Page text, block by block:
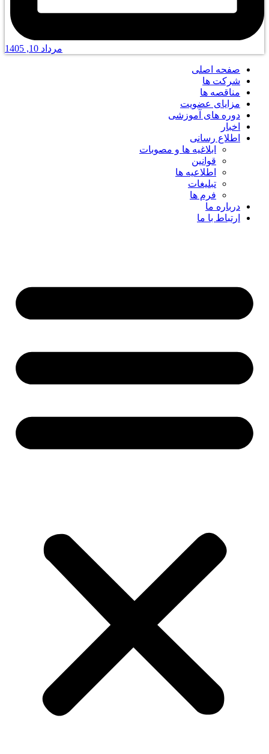
مرداد 10, 1405
صفحه اصلی
شرکت ها
مناقصه ها
مزایای عضویت
دوره های آموزشی
اخبار
اطلاع رسانی
ابلاغیه ها و مصوبات
قوانین
اطلاعیه ها
تبلیغات
فرم ها
درباره ما
ارتباط با ما